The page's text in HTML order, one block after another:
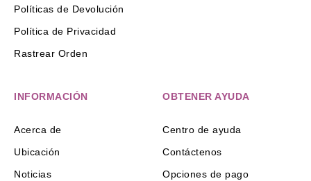
Políticas de Devolución
Política de Privacidad
Rastrear Orden
INFORMACIÓN
Acerca de
Ubicación
Noticias
OBTENER AYUDA
Centro de ayuda
Contáctenos
Opciones de pago